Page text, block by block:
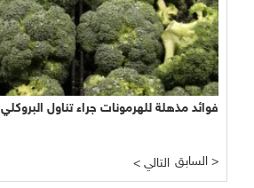
فوائد مذهلة للهرمونات جراء تناول البروكلي
< التالي السابق >